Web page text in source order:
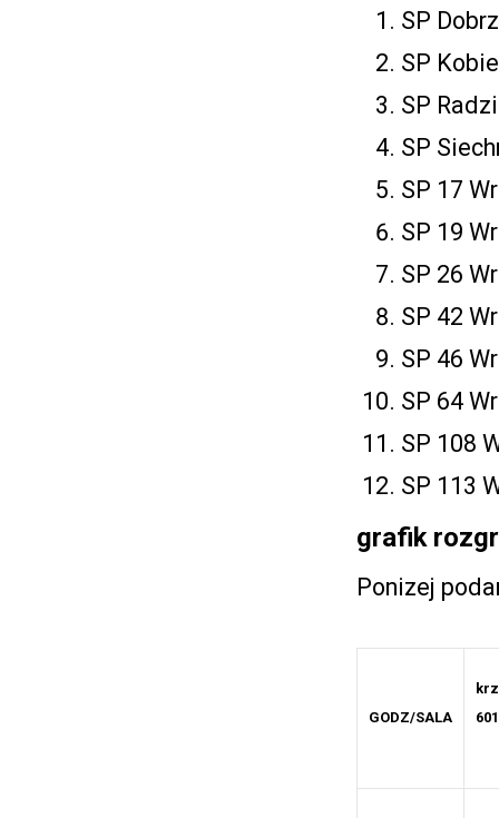
SP
SP
SP
SP
SP 17
SP 19
SP 26
SP 42
SP 46
SP 64
SP 108
SP 113
grafik
Ponizej
GODZ/SALA
601